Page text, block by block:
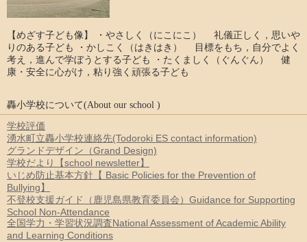
【めざす子ども像】 ・やさしく（にこにこ） 礼儀正しく，思いや
りのある子ども ・かしこく（はきはき） 目標をもち，自分でよく
考え，進んで学ぼうとする子ども ・たくましく（ぐんぐん） 健
康・安全に心がけ，粘り強く頑張る子ども
轟小学校について(About our school )
学校評価
湧水町立轟小学校連絡先(Todoroki ES contact information)
グランドデザイン（Grand Design)
学校だより【school newsletter】
いじめ防止基本方針【 Basic Policies for the Prevention of
Bullying】
不登校支援ガイド（鹿児島県教育委員会）Guidance for Supporting
School Non-Attendance
全国学力・学習状況調査National Assessment of Academic Ability
and Learning Conditions